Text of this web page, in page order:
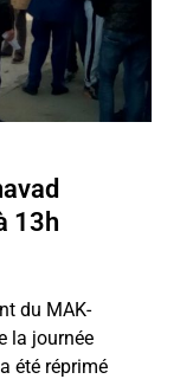
13h
du MAK-
la journée
été réprimé